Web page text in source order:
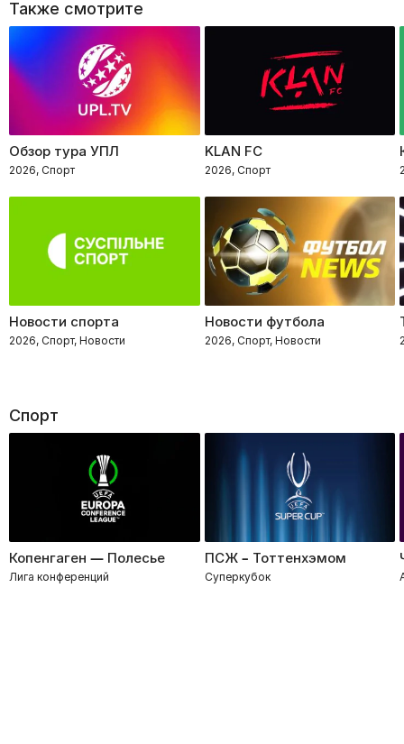
Также смотрите
Обзор тура УПЛ
2026, Спорт
KLAN FC
2026, Спорт
Новости спорта
2026, Спорт, Новости
Новости футбола
2026, Спорт, Новости
Спорт
Копенгаген — Полесье
Лига конференций
ПСЖ – Тоттенхэмом
Суперкубок